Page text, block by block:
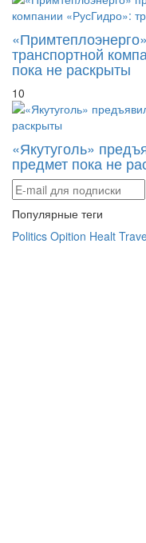
транспортной
пока не раскрыты
10
«Якутуголь»
предмет пока не
Популярные теги
Politics Opition Healt